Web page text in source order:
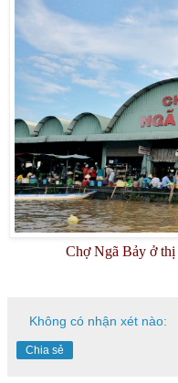
Chợ Ngã Bảy ở
Không có nhận xét nào:
Chia sẻ